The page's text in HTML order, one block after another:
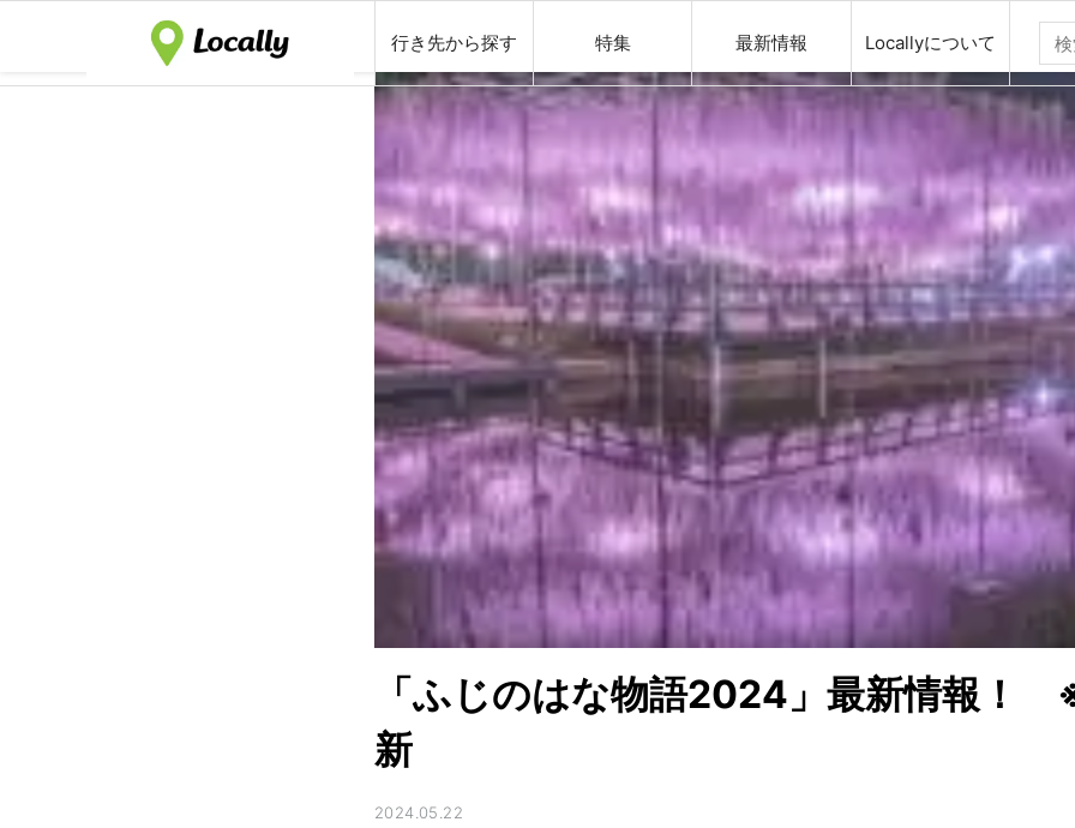
行き先から探す 特集 最新情報 Locallyについて
「ふじのはな物語2024」最新情報
新
2024.05.22